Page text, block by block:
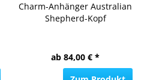
Charm-Anhänger Australian
Shepherd-Kopf
ab 84,00 € *